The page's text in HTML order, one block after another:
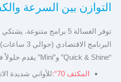
التوازن بين السرعة
توفر الغسالة 5 برامج
البرنامج
“Quick & Shine” و”Mini” يقدم حلولاً فعالة للغسيل اليومي.
المكثف 70°:
للأواني شديدة